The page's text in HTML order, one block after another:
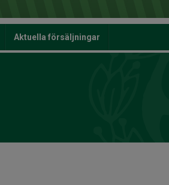
Aktuella försäljningar